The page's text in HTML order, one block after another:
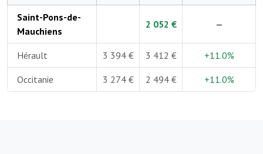
Saint-Pons-de-
Mauchiens
2 052 € —
Hérault 3 394 € 3 412 € +11.0%
Occitanie 3 274 € 2 494 € +11.0%